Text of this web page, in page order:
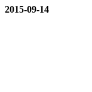
2015-09-14